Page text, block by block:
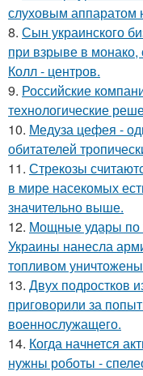
слуховым аппаратом
8. Сын украинского
при взрыве в монако,
Колл - центров.
9. Российские
технологические
10. Медуза цефея -
обитателей
11. Стрекозы
в мире насекомых
значительно выше.
12. Мощные удары по
Украины нанесла
топливом
13. Двух подростков
приговорили за
военнослужащего.
14. Когда начнется
нужны роботы -